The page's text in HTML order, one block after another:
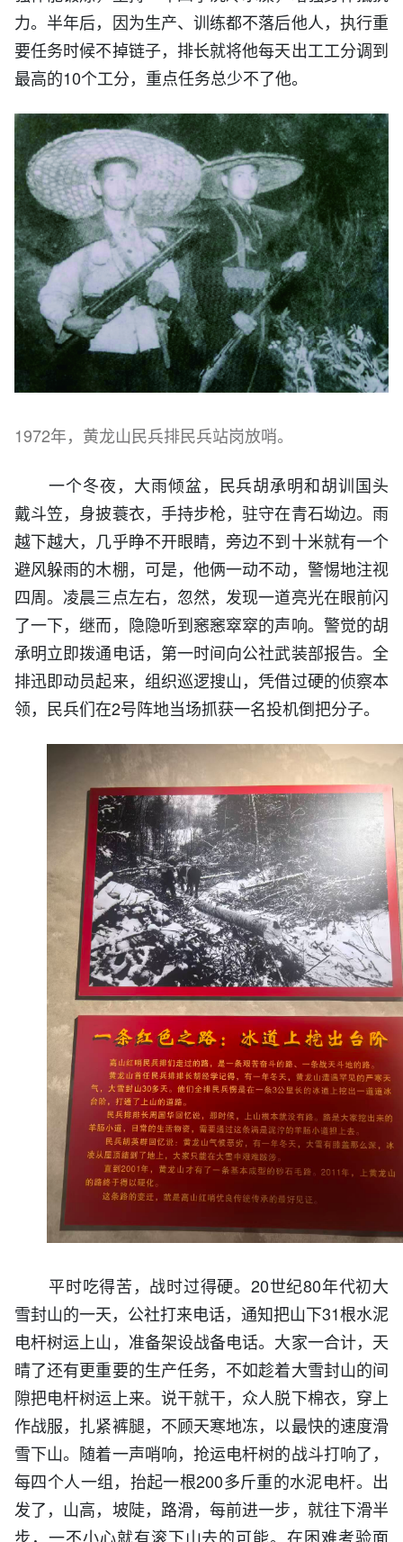
力。半年后，因为生产、训练都不落后他人，执行重
要任务时候不掉链子，排长就将他每天出工工分调到
最高的10个工分，重点任务总少不了他。
1972年，黄龙山民兵排民兵站岗放哨。
一个冬夜，大雨倾盆，民兵胡承明和胡训国头
戴斗笠，身披蓑衣，手持步枪，驻守在青石坳边。雨
越下越大，几乎睁不开眼睛，旁边不到十米就有一个
避风躲雨的木棚，可是，他俩一动不动，警惕地注视
四周。凌晨三点左右，忽然，发现一道亮光在眼前闪
了一下，继而，隐隐听到窸窸窣窣的声响。警觉的胡
承明立即拨通电话，第一时间向公社武装部报告。全
排迅即动员起来，组织巡逻搜山，凭借过硬的侦察本
领，民兵们在2号阵地当场抓获一名投机倒把分子。
平时吃得苦，战时过得硬。20世纪80年代初大
雪封山的一天，公社打来电话，通知把山下31根水泥
电杆树运上山，准备架设战备电话。大家一合计，天
晴了还有更重要的生产任务，不如趁着大雪封山的间
隙把电杆树运上来。说干就干，众人脱下棉衣，穿上
作战服，扎紧裤腿，不顾天寒地冻，以最快的速度滑
雪下山。随着一声哨响，抢运电杆树的战斗打响了，
每四个人一组，抬起一根200多斤重的水泥电杆。出
发了，山高，坡陡，路滑，每前进一步，就往下滑半
步，一不小心就有滚下山去的可能。在困难考验面